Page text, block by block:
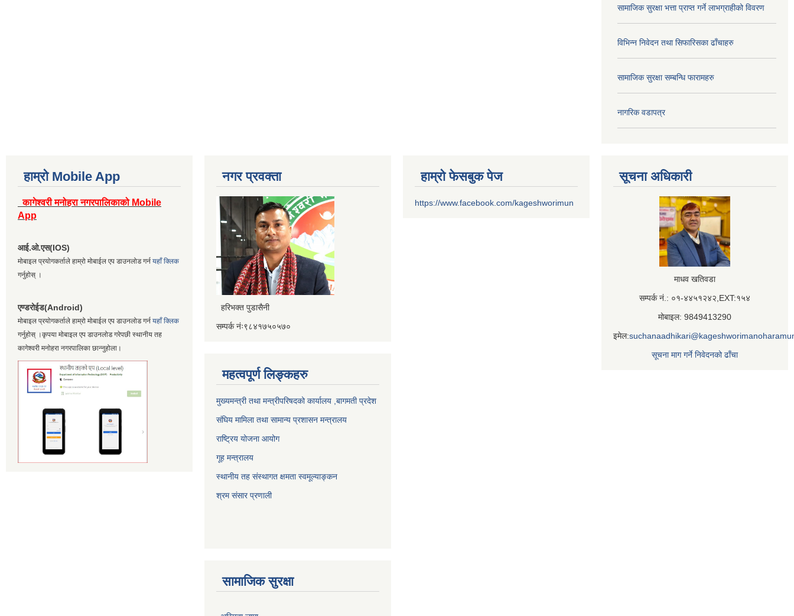
सामाजिक सुरक्षा भत्ता प्राप्त गर्ने लाभग्राहीको विवरण
विभिन्न निवेदन तथा सिफारिसका ढाँचाहरु
सामाजिक सुरक्षा सम्बन्धि फारामहरु
नागरिक वडापत्र
हाम्रो Mobile App
कागेश्वरी मनोहरा नगरपालिकाको Mobile
App
आई.ओ.एस(IOS)
मोबाइल प्रयोगकर्ताले हाम्रो मोबाईल एप डाउनलोड गर्न यहाँ क्लिक
गर्नुहोस् ।
एण्डरोईड(Android)
मोबाइल प्रयोगकर्ताले हाम्रो मोबाईल एप डाउनलोड गर्न यहाँ क्लिक
गर्नुहोस् ।कृपया मोबाइल एप डाउनलोड गरेपछी स्थानीय तह
कागेश्वरी मनोहरा नगरपालिका छान्नुहोला।
नगर प्रवक्ता
हरिभक्त पुडासैनी
सम्पर्क नंः९८४१७५०५७०
महत्वपूर्ण लिङ्कहरु
मुख्यमन्त्री तथा मन्त्रीपरिषदको कार्यालय ,बागमती प्रदेश
संघिय मामिला तथा सामान्य प्रशासन मन्त्रालय
राष्ट्रिय योजना आयोग
गूह मन्त्रालय
स्थानीय तह संस्थागत क्षमता स्वमूल्याङ्कन
श्रम संसार प्रणाली
सामाजिक सुरक्षा
हाम्रो फेसबुक पेज
https://www.facebook.com/kageshworimun
सूचना अधिकारी
माधव खतिवडा
सम्पर्क नं.: ०१-४४५१२४२,EXT:१५४
मोबाइल: 9849413290
इमेल:
सूचना माग गर्ने निवेदनको ढाँचा